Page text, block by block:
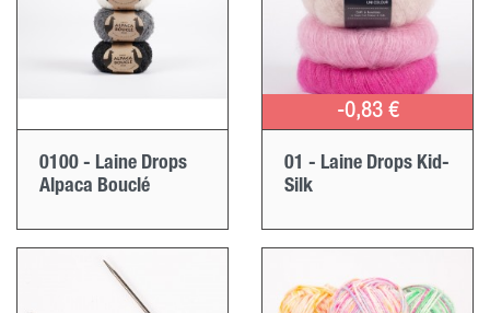
0100 - Laine Drops
Alpaca Bouclé
-0,83 €
01 - Laine Drops Kid-
Silk